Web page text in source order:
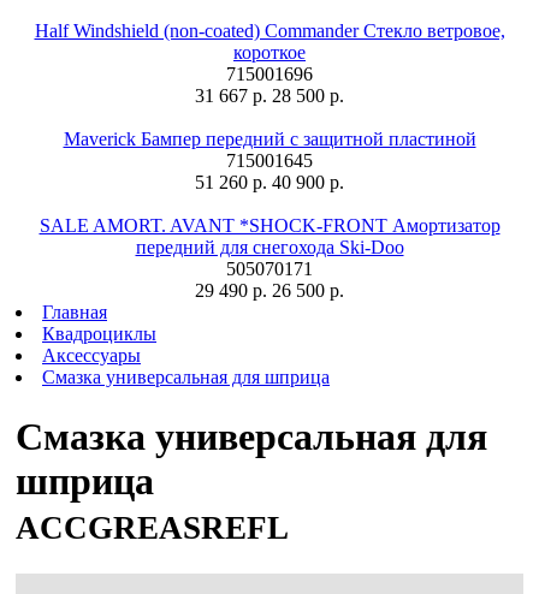
Half Windshield (non-coated) Commander Стекло ветровое,
короткое
715001696
31 667 р. 28 500 р.
Maverick Бампер передний с защитной пластиной
715001645
51 260 р. 40 900 р.
SALE AMORT. AVANT *SHOCK-FRONT Амортизатор
передний для снегохода Ski-Doo
505070171
29 490 р. 26 500 р.
Главная
Квадроциклы
Аксессуары
Смазка универсальная для шприца
Смазка универсальная для
шприца
ACCGREASREFL